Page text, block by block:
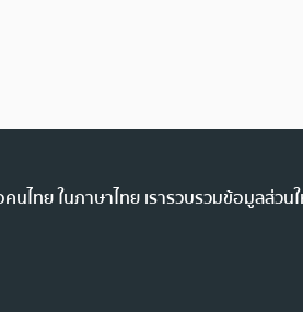
ไทย ในภาษาไทย เรารวบรวมข้อมูลส่ว